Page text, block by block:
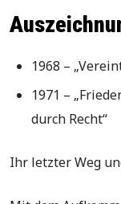
1968 –
1971 –
durch Recht“
Ihr letzter Weg